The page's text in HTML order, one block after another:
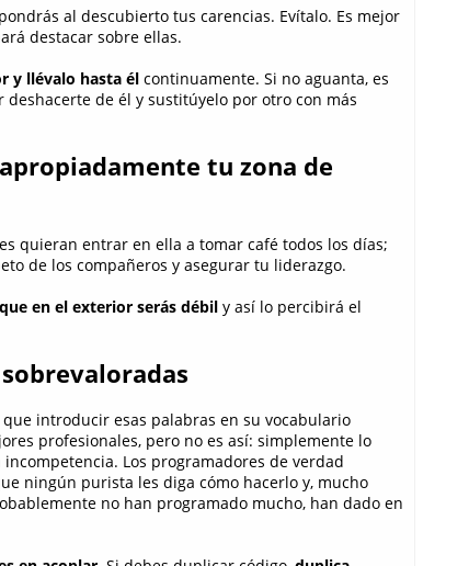
al descubierto tus carencias. Evítalo. Es mejor
destacar sobre ellas.
y llévalo hasta élcontinuamente. Si no aguanta, es
de él y sustitúyelo por otro con más
tu zona de
quieran entrar en ella a tomar café todos los días;
de los compañeros y asegurar tu liderazgo.
en el exterior serás débily así lo percibirá el
introducir esas palabras en su vocabulario
profesionales, pero no es así: simplemente lo
Los programadores de verdad
ningún purista les diga cómo hacerlo y, mucho
no han programado mucho, han dado en